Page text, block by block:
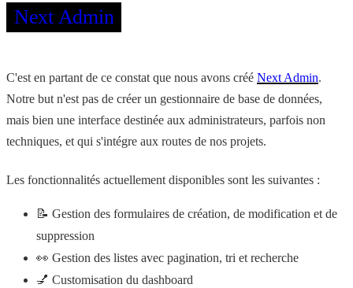
Next Admin
C'est en partant de ce constat que nous avons créé Next Admin.
Notre but n'est pas de créer un gestionnaire de base de données,
mais bien une interface destinée aux administrateurs, parfois non
techniques, et qui s'intégre aux routes de nos projets.
Les fonctionnalités actuellement disponibles sont les suivantes :
📝 Gestion des formulaires de création, de modification et de
suppression
👀 Gestion des listes avec pagination, tri et recherche
💅 Customisation du dashboard